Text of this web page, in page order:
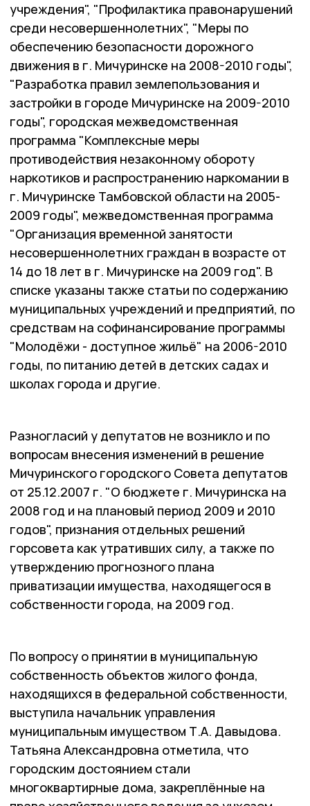
учреждения", "Профилактика правонарушений
среди несовершеннолетних", "Меры по
обеспечению безопасности дорожного
движения в г. Мичуринске на 2008-2010 годы",
"Разработка правил землепользования и
застройки в городе Мичуринске на 2009-2010
годы", городская межведомственная
программа "Комплексные меры
противодействия незаконному обороту
наркотиков и распространению наркомании в
г. Мичуринске Тамбовской области на 2005-
2009 годы", межведомственная программа
"Организация временной занятости
несовершеннолетних граждан в возрасте от
14 до 18 лет в г. Мичуринске на 2009 год". В
списке указаны также статьи по содержанию
муниципальных учреждений и предприятий, по
средствам на софинансирование программы
"Молодёжи - доступное жильё" на 2006-2010
годы, по питанию детей в детских садах и
школах города и другие.
Разногласий у депутатов не возникло и по
вопросам внесения изменений в решение
Мичуринского городского Совета депутатов
от 25.12.2007 г. "О бюджете г. Мичуринска на
2008 год и на плановый период 2009 и 2010
годов", признания отдельных решений
горсовета как утративших силу, а также по
утверждению прогнозного плана
приватизации имущества, находящегося в
собственности города, на 2009 год.
По вопросу о принятии в муниципальную
собственность объектов жилого фонда,
находящихся в федеральной собственности,
выступила начальник управления
муниципальным имуществом Т.А. Давыдова.
Татьяна Александровна отметила, что
городским достоянием стали
многоквартирные дома, закреплённые на